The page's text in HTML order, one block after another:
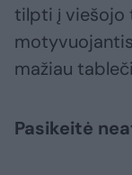
tilpti į viešojo
mažiau
Pasikeitė